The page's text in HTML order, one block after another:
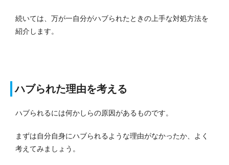
続いては、万が一自分がハブられたときの上手な対処方法を
紹介します。
ハブられた理由を考える
ハブられるには何かしらの原因があるものです。
まずは自分自身にハブられるような理由がなかったか、よく
考えてみましょう。